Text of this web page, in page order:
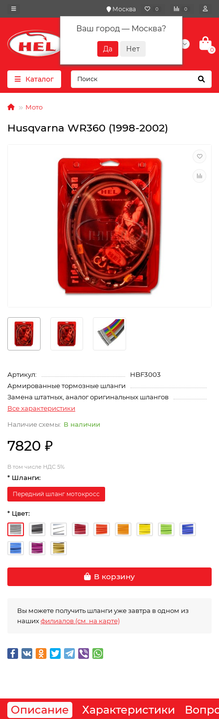
Москва
Ваш город — Москва?
0 0
+7(901) 417-10-01
0
Каталог
Мото
Husqvarna WR360 (1998-2002)
Артикул:
HBF3003
Армированные тормозные шланги
Замена штатных, аналог оригинальных шлангов
Все характеристики
В наличии
7820 ₽
В том числе НДС 5%
* Шланги:
Передний шланг мотокросс
* Цвет:
В корзину
Вы можете получить шланги уже завтра в одном из
нашихфилиалов (см. на карте)
Описание Характеристики